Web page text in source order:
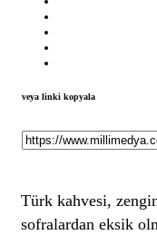
veya linki kopyala
Türk kahvesi,
sofralardan eksik